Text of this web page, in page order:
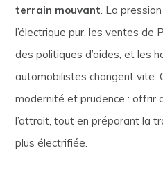
terrain mouvant. La
l’électrique pur, les ventes de
des politiques d’aides, et les
automobilistes changent vite.
modernité et prudence : offrir
l’attrait, tout en préparant la
plus électrifiée.